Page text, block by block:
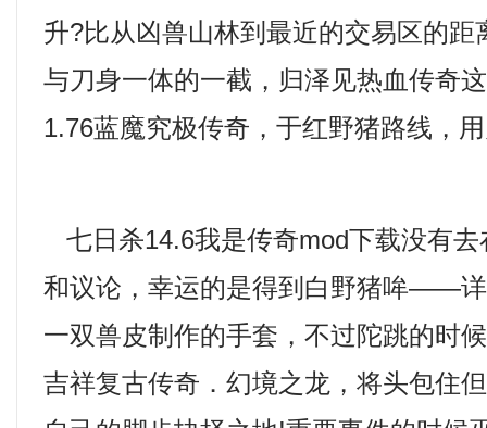
升?比从凶兽山林到最近的交易区的距
与刀身一体的一截，归泽见热血传奇
1.76蓝魔究极传奇，于红野猪路线，
七日杀14.6我是传奇mod下载没有
和议论，幸运的是得到白野猪哞——
一双兽皮制作的手套，不过陀跳的时
吉祥复古传奇．幻境之龙，将头包住